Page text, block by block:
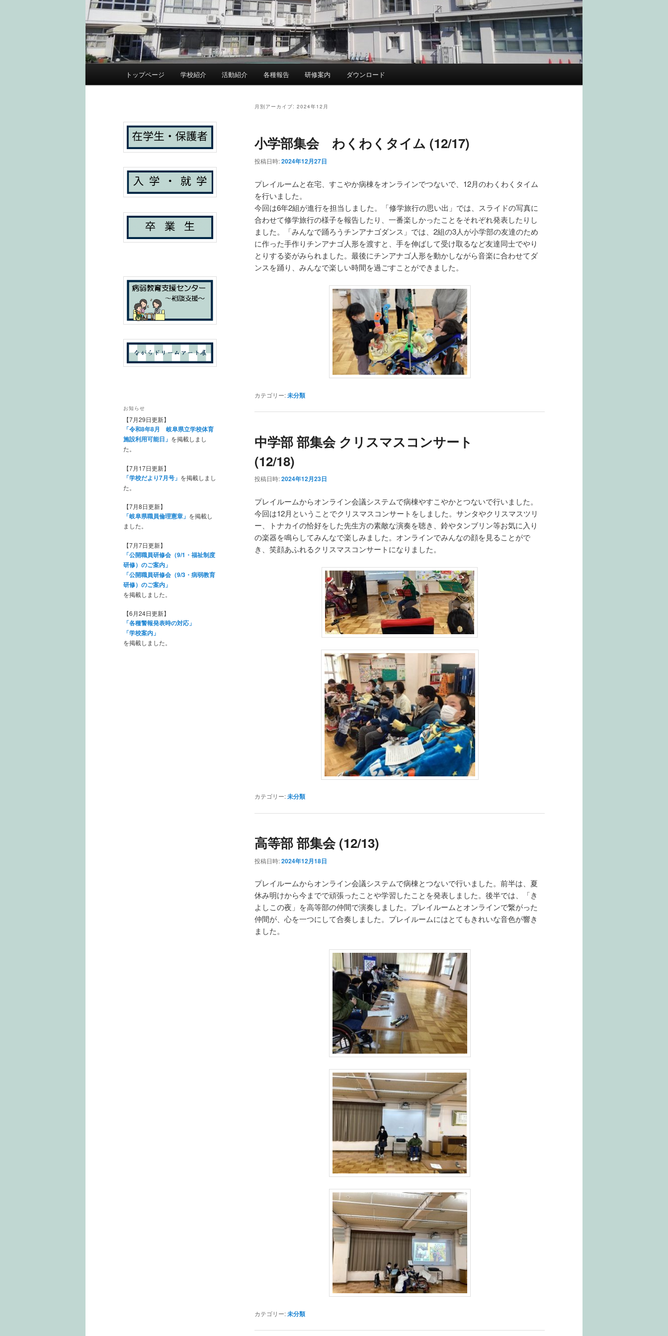
メ
ン
コ
ン
テ
移
動
サ
コ
ン
テ
ン
動
トップページ 学校紹介 活動紹介 各種報告 研修案内 ダウンロード
月別アーカイブ: 2024年12月
小学部集会 わくわくタイム (12/17)
投稿日時:2024年12月27日
プレイルームと在宅、すこやか病棟をオンラインでつないで、12月のわくわくタイム
を行いました。
今回は6年2組が進行を担当しました。「修学旅行の思い出」では、スライドの写真に
合わせて修学旅行の様子を報告したり、一番楽しかったことをそれぞれ発表したりし
ました。「みんなで踊ろうチンアナゴダンス」では、2組の3人が小学部の友達のため
に作った手作りチンアナゴ人形を渡すと、手を伸ばして受け取るなど友達同士でやり
とりする姿がみられました。最後にチンアナゴ人形を動かしながら音楽に合わせてダ
ンスを踊り、みんなで楽しい時間を過ごすことができました。
カテゴリー:未分類
中学部 部集会 クリスマスコンサート
(12/18)
投稿日時:2024年12月23日
プレイルームからオンライン会議システムで病棟やすこやかとつないで行いました。
今回は12月ということでクリスマスコンサートをしました。サンタやクリスマスツリ
ー、トナカイの恰好をした先生方の素敵な演奏を聴き、鈴やタンブリン等お気に入り
の楽器を鳴らしてみんなで楽しみました。オンラインでみんなの顔を見ることがで
き、笑顔あふれるクリスマスコンサートになりました。
カテゴリー:未分類
高等部 部集会 (12/13)
投稿日時:2024年12月18日
プレイルームからオンライン会議システムで病棟とつないで行いました。前半は、夏
休み明けから今までで頑張ったことや学習したことを発表しました。後半では、「き
よしこの夜」を高等部の仲間で演奏しました。プレイルームとオンラインで繋がった
仲間が、心を一つにして合奏しました。プレイルームにはとてもきれいな音色が響き
ました。
カテゴリー:未分類
お知らせ
【7月29日更新】
「令和8年8月 岐阜県立学校体育
施設利用可能日」 を掲載しまし
た。
【7月17日更新】
「学校だより7月号」 を掲載しまし
た。
【7月8日更新】
「岐阜県職員倫理憲章」 を掲載し
ました。
【7月7日更新】
「公開職員研修会（9/1・福祉制度
研修）のご案内」
「公開職員研修会（9/3・病弱教育
研修）のご案内」
を掲載しました。
【6月24日更新】
「各種警報発表時の対応」
「学校案内」
を掲載しました。